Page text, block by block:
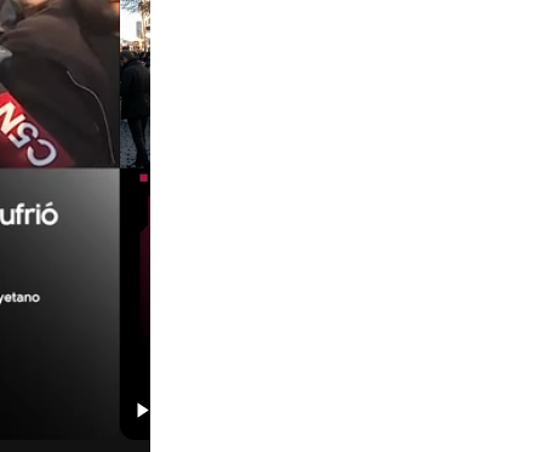
00:29